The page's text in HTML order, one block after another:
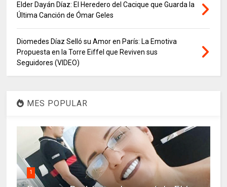
Elder Dayán Díaz: El Heredero del Cacique que Guarda la
Última Canción de Ómar Geles
Diomedes Díaz Selló su Amor en París: La Emotiva
Propuesta en la Torre Eiffel que Reviven sus
Seguidores (VIDEO)
MES POPULAR
1